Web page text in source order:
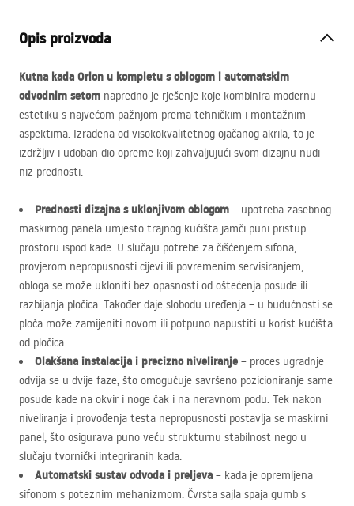
Opis proizvoda
Kutna kada Orion u kompletu s oblogom i automatskim
odvodnim setom napredno je rješenje koje kombinira modernu
estetiku s najvećom pažnjom prema tehničkim i montažnim
aspektima. Izrađena od visokokvalitetnog ojačanog akrila, to je
izdržljiv i udoban dio opreme koji zahvaljujući svom dizajnu nudi
niz prednosti.
Prednosti dizajna s uklonjivom oblogom – upotreba zasebnog
maskirnog panela umjesto trajnog kućišta jamči puni pristup
prostoru ispod kade. U slučaju potrebe za čišćenjem sifona,
provjerom nepropusnosti cijevi ili povremenim servisiranjem,
obloga se može ukloniti bez opasnosti od oštećenja posude ili
razbijanja pločica. Također daje slobodu uređenja – u budućnosti se
ploča može zamijeniti novom ili potpuno napustiti u korist kućišta
od pločica.
Olakšana instalacija i precizno niveliranje – proces ugradnje
odvija se u dvije faze, što omogućuje savršeno pozicioniranje same
posude kade na okvir i noge čak i na neravnom podu. Tek nakon
niveliranja i provođenja testa nepropusnosti postavlja se maskirni
panel, što osigurava puno veću strukturnu stabilnost nego u
slučaju tvornički integriranih kada.
Automatski sustav odvoda i preljeva – kada je opremljena
sifonom s poteznim mehanizmom. Čvrsta sajla spaja gumb s